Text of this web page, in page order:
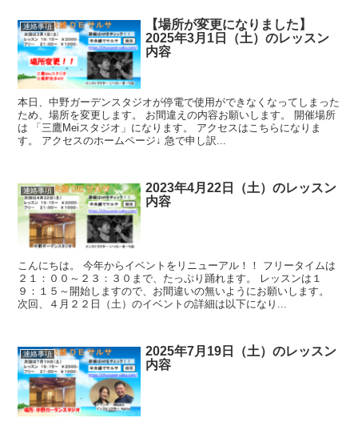
連絡事項
【場所が変更になりました】
2025年3月1日（土）のレッスン
内容
本日、中野ガーデンスタジオが停電で使用ができなくなってしまった
ため、場所を変更します。 お間違えの内容お願いします。 開催場所
は 「三鷹Meiスタジオ」になります。 アクセスはこちらになりま
す。 アクセスのホームページ↓ 急で申し訳...
連絡事項
2023年4月22日（土）のレッスン
内容
こんにちは。 今年からイベントをリニューアル！！ フリータイムは
２１：００～２３：３０まで、たっぷり踊れます。 レッスンは１
９：１５～開始しますので、お間違いの無いようにお願いします。
次回、４月２２日（土）のイベントの詳細は以下になり...
連絡事項
2025年7月19日（土）のレッスン
内容